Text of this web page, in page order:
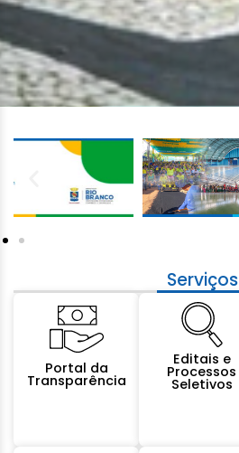
Serviços
Portal da
Transparência
Editais e
Processos
Seletivos